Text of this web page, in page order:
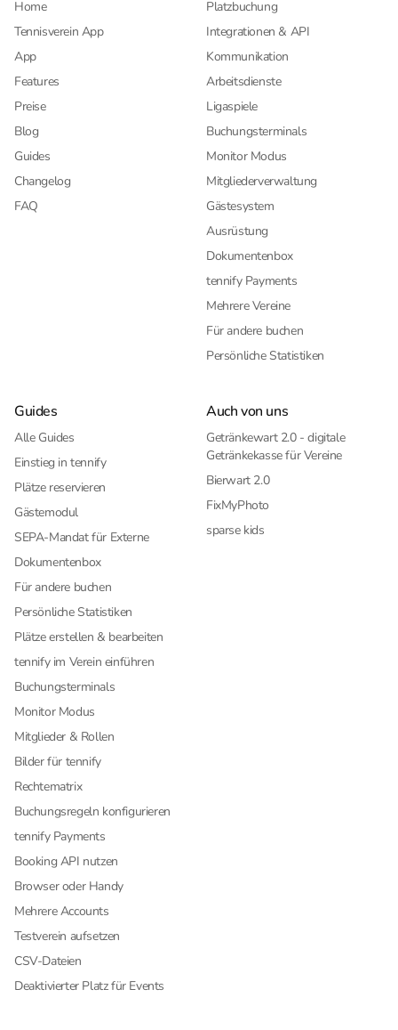
Home
Tennisverein App
App
Features
Preise
Blog
Guides
Changelog
FAQ
Platzbuchung
Integrationen & API
Kommunikation
Arbeitsdienste
Ligaspiele
Buchungsterminals
Monitor Modus
Mitgliederverwaltung
Gästesystem
Ausrüstung
Dokumentenbox
tennify Payments
Mehrere Vereine
Für andere buchen
Persönliche Statistiken
Guides
Alle Guides
Einstieg in tennify
Plätze reservieren
Gästemodul
SEPA-Mandat für Externe
Dokumentenbox
Für andere buchen
Persönliche Statistiken
Plätze erstellen & bearbeiten
tennify im Verein einführen
Buchungsterminals
Monitor Modus
Mitglieder & Rollen
Bilder für tennify
Rechtematrix
Buchungsregeln konfigurieren
tennify Payments
Booking API nutzen
Browser oder Handy
Mehrere Accounts
Testverein aufsetzen
CSV-Dateien
Deaktivierter Platz für Events
Auch von uns
Getränkewart 2.0 - digitale
Getränkekasse für Vereine
Bierwart 2.0
FixMyPhoto
sparse kids